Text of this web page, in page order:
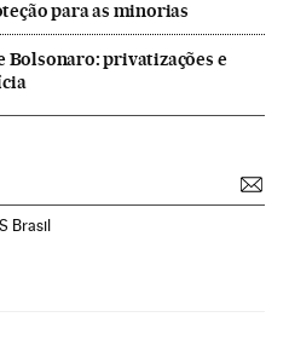
para as minorias
privatizações e
Brasil